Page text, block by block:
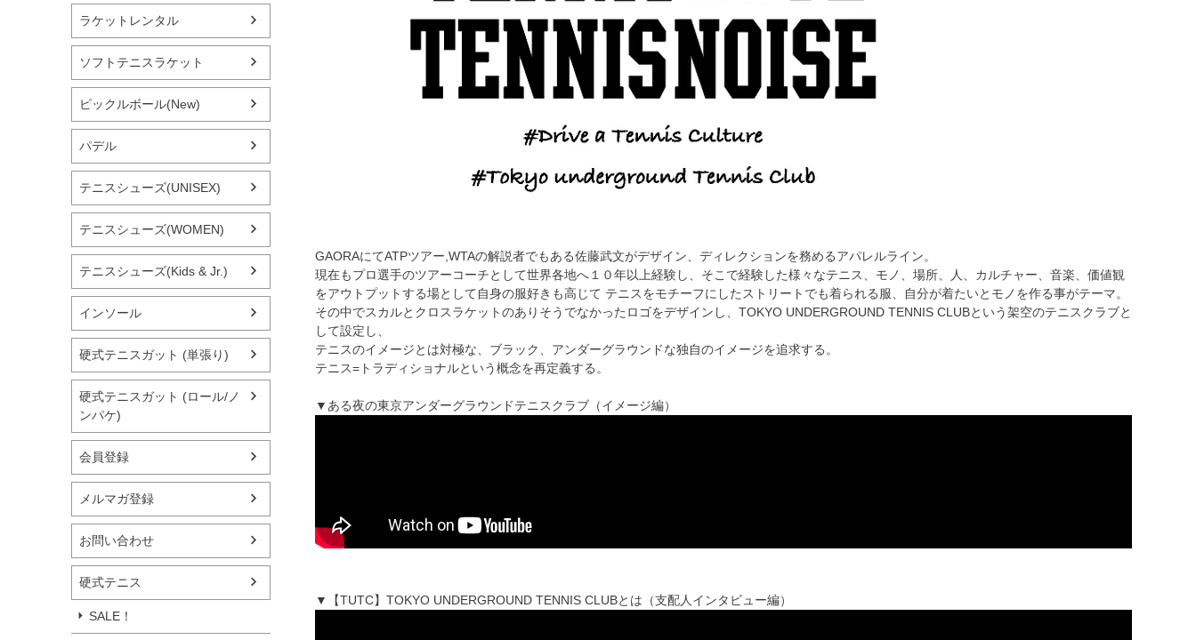
ラケットレンタル
ソフトテニスラケット
ピックルボール(New)
パデル
テニスシューズ(UNISEX)
テニスシューズ(WOMEN)
テニスシューズ(Kids & Jr.)
インソール
硬式テニスガット (単張り)
硬式テニスガット (ロール/ノ
ンパケ)
会員登録
メルマガ登録
お問い合わせ
硬式テニス
SALE！
GAORAにてATPツアー,WTAの解説者でもある佐藤武文がデザイン、ディレクションを務めるアパレルライン。
現在もプロ選手のツアーコーチとして世界各地へ１０年以上経験し、そこで経験した様々なテニス、モノ、場所、人、カルチャー、音楽、価値観
をアウトプットする場として自身の服好きも高じて テニスをモチーフにしたストリートでも着られる服、自分が着たいとモノを作る事がテーマ。
その中でスカルとクロスラケットのありそうでなかったロゴをデザインし、TOKYO UNDERGROUND TENNIS CLUBという架空のテニスクラブと
して設定し、
テニスのイメージとは対極な、ブラック、アンダーグラウンドな独自のイメージを追求する。
テニス=トラディショナルという概念を再定義する。
▼ある夜の東京アンダーグラウンドテニスクラブ（イメージ編）
▼【TUTC】TOKYO UNDERGROUND TENNIS CLUBとは（支配人インタビュー編）